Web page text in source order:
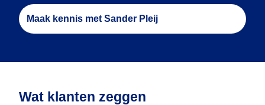
Maak kennis met Sander Pleij
Wat klanten zeggen